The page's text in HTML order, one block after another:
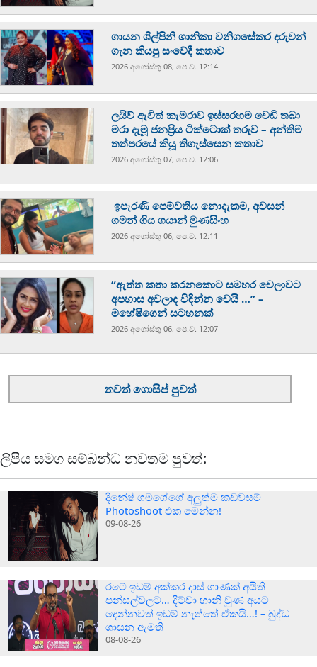
ගායන ශිල්පිනී ශානිකා වනිගසේකර දරුවන්
ගැන කියපු සංවේදී කතාව
2026 අගෝස්‍තු 08, පෙ.ව. 12:14
ලයිව් ඇවිත් කැමරාව ඉස්සරහම වෙඩි තබා
මරා දැමූ ජනප්‍රිය ටික්ටොක් තරුව – අන්තිම
තත්පරයේ කියූ තිගැස්සෙන කතාව
2026 අගෝස්‍තු 07, පෙ.ව. 12:06
ඉපැරණි පෙම්වතිය නොදැකම, අවසන්
ගමන් ගිය ගයාන් මුණසිංහ
2026 අගෝස්‍තු 06, පෙ.ව. 12:11
“ඇත්ත කතා කරනකොට සමහර වෙලාවට
අපහාස අවලාද විඳින්න වෙයි …” –
මහේෂිගෙන් සටහනක්
2026 අගෝස්‍තු 06, පෙ.ව. 12:07
තවත් ගොසිප් පුවත්
ලිපිය සමග සම්බන්ධ නවතම පුවත්:
දිනේෂ් ගමගේගේ අලුත්ම කඩවසම්
Photoshoot එක මෙන්න!
09-08-26
රටේ ඉඩම් අක්කර දාස් ගාණක් අයිති
පන්සල්වලට… දිට්වා හානි වුණ අයට
දෙන්නවත් ඉඩම් නැත්තේ ඒකයි…! – බුද්ධ
ශාසන ඇමති
08-08-26